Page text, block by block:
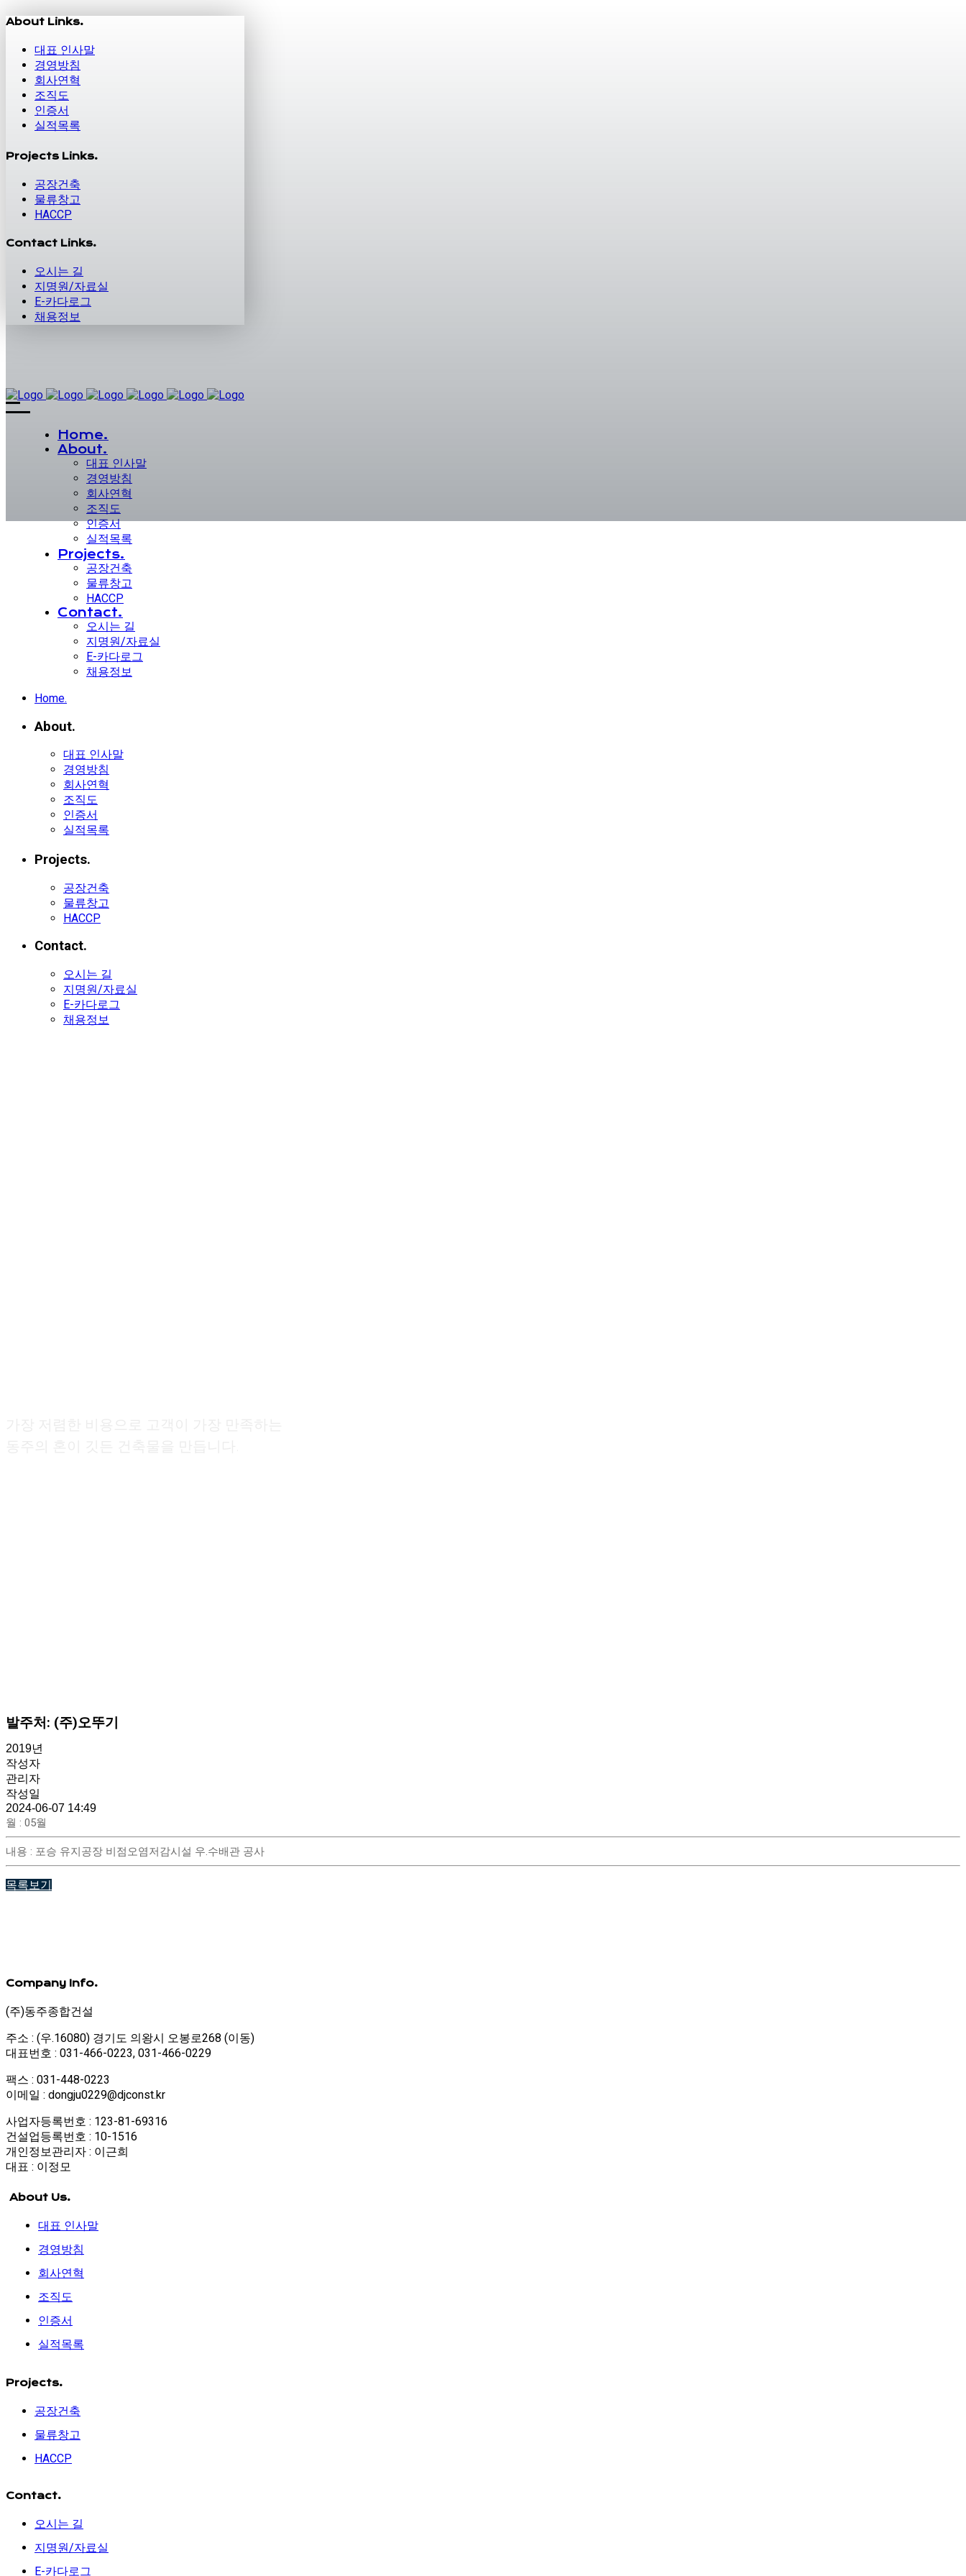
About Links.
대표 인사말
경영방침
회사연혁
조직도
인증서
실적목록
Projects Links.
공장건축
물류창고
HACCP
Contact Links.
오시는 길
지명원/자료실
E-카다로그
채용정보
Home.
About.
대표 인사말
경영방침
회사연혁
조직도
인증서
실적목록
Projects.
공장건축
물류창고
HACCP
Contact.
오시는 길
지명원/자료실
E-카다로그
채용정보
Home.
About.
대표 인사말
경영방침
회사연혁
조직도
인증서
실적목록
Projects.
공장건축
물류창고
HACCP
Contact.
오시는 길
지명원/자료실
E-카다로그
채용정보
발주처: (주)오뚜기
2019년
작성자
관리자
작성일
2024-06-07 14:49
월 : 05월
내용 : 포승 유지공장 비점오염저감시설 우.수배관 공사
목록보기
Company Info.
(주)동주종합건설
주소 : (우.16080) 경기도 의왕시 오봉로268 (이동)
대표번호 : 031-466-0223, 031-466-0229
팩스 : 031-448-0223
이메일 : dongju0229@djconst.kr
사업자등록번호 : 123-81-69316
건설업등록번호 : 10-1516
개인정보관리자 : 이근희
대표 : 이정모
About Us.
대표 인사말
경영방침
회사연혁
조직도
인증서
실적목록
Projects.
공장건축
물류창고
HACCP
Contact.
오시는 길
지명원/자료실
E-카다로그